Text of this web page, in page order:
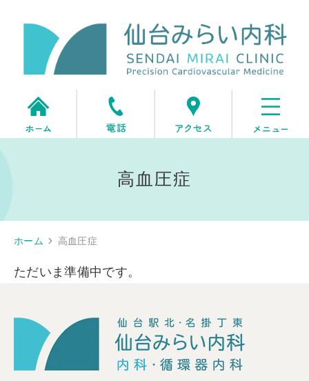
高血圧症
ホーム 高血圧症
ただいま準備中です。